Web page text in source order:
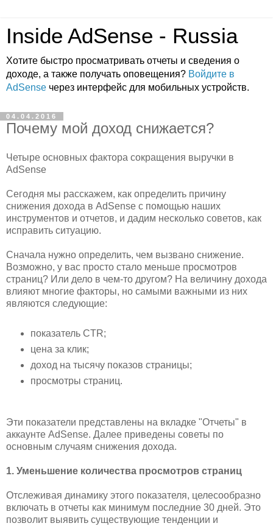
Inside AdSense - Russia
Хотите быстро просматривать отчеты и сведения о
доходе, а также получать оповещения? Войдите в
AdSense через интерфейс для мобильных устройств.
04.04.2016
Почему мой доход снижается?
Четыре основных фактора сокращения выручки в
AdSense
Сегодня мы расскажем, как определить причину
снижения дохода в AdSense с помощью наших
инструментов и отчетов, и дадим несколько советов, как
исправить ситуацию.
Сначала нужно определить, чем вызвано снижение.
Возможно, у вас просто стало меньше просмотров
страниц? Или дело в чем-то другом? На величину дохода
влияют многие факторы, но самыми важными из них
являются следующие:
показатель CTR;
цена за клик;
доход на тысячу показов страницы;
просмотры страниц.
Эти показатели представлены на вкладке "Отчеты" в
аккаунте AdSense. Далее приведены советы по
основным случаям снижения дохода.
1. Уменьшение количества просмотров страниц
Отслеживая динамику этого показателя, целесообразно
включать в отчеты как минимум последние 30 дней. Это
позволит выявить существующие тенденции и